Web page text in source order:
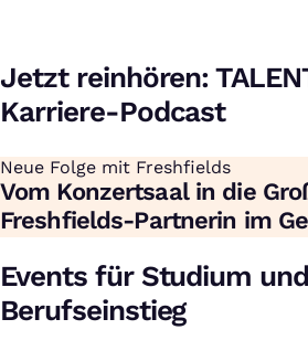
Jetzt reinhören:
Karriere-Podcast
Neue Folge mit Freshfields
:
Vom Konzertsaal in die
Freshfields-Partnerin im
Events für Studium und
Berufseinstieg